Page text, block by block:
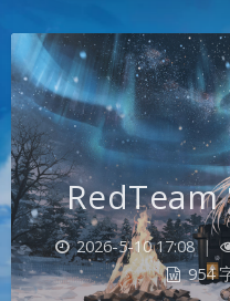
RedTeam
2026-5-10 17:08 |
954